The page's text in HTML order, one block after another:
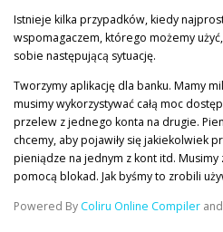
Istnieje kilka przypadków, kiedy
wspomagaczem, którego możemy
sobie następującą sytuację.
Tworzymy aplikację dla banku. Mamy
musimy wykorzystywać całą moc
przelew z jednego konta na drugie.
chcemy, aby pojawiły się jakiekolwiek
pieniądze na jednym z kont itd.
pomocą blokad. Jak byśmy to zrobili
Powered By Coliru Online Compiler and